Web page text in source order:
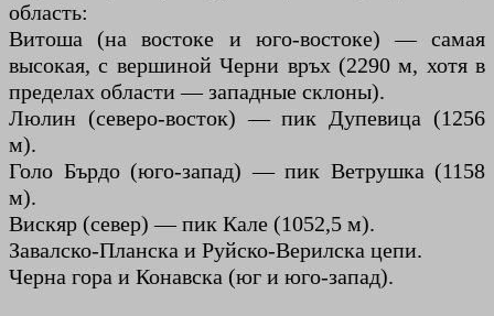
область:
Витоша (на востоке и юго-востоке) — самая
высокая, с вершиной Черни връх (2290 м, хотя в
пределах области — западные склоны).
Люлин (северо-восток) — пик Дупевица (1256
м).
Голо Бърдо (юго-запад) — пик Ветрушка (1158
м).
Вискяр (север) — пик Кале (1052,5 м).
Завалско-Планска и Руйско-Верилска цепи.
Черна гора и Конавска (юг и юго-запад).